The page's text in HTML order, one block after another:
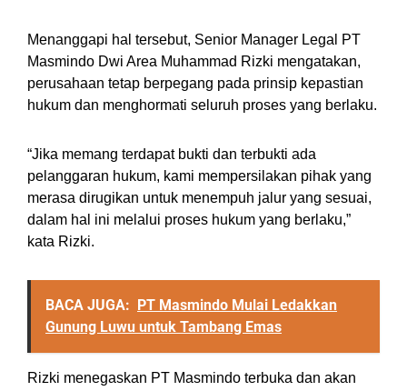
Menanggapi hal tersebut, Senior Manager Legal PT
Masmindo Dwi Area Muhammad Rizki mengatakan,
perusahaan tetap berpegang pada prinsip kepastian
hukum dan menghormati seluruh proses yang berlaku.
“Jika memang terdapat bukti dan terbukti ada
pelanggaran hukum, kami mempersilakan pihak yang
merasa dirugikan untuk menempuh jalur yang sesuai,
dalam hal ini melalui proses hukum yang berlaku,”
kata Rizki.
BACA JUGA: PT Masmindo Mulai Ledakkan
Gunung Luwu untuk Tambang Emas
Rizki menegaskan PT Masmindo terbuka dan akan